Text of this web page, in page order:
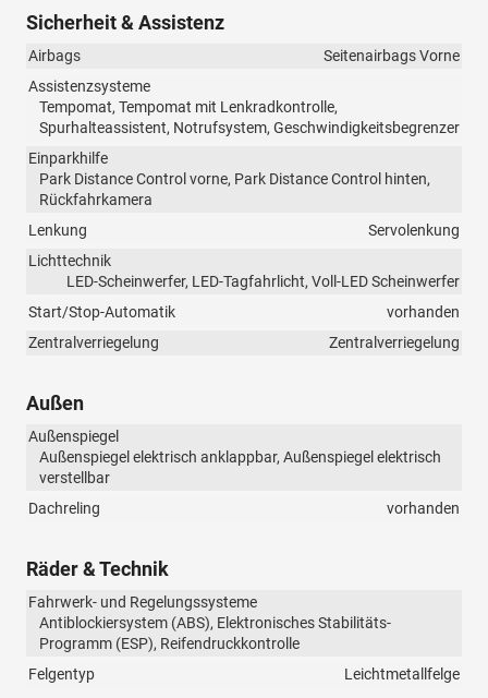
Sicherheit & Assistenz
Airbags
Seitenairbags Vorne
Assistenzsysteme
Tempomat, Tempomat mit Lenkradkontrolle,
Spurhalteassistent, Notrufsystem, Geschwindigkeitsbegrenzer
Einparkhilfe
Park Distance Control vorne, Park Distance Control hinten,
Rückfahrkamera
Lenkung
Servolenkung
Lichttechnik
LED-Scheinwerfer, LED-Tagfahrlicht, Voll-LED Scheinwerfer
Start/Stop-Automatik
vorhanden
Zentralverriegelung
Zentralverriegelung
Außen
Außenspiegel
Außenspiegel elektrisch anklappbar, Außenspiegel elektrisch
verstellbar
Dachreling
vorhanden
Räder & Technik
Fahrwerk- und Regelungssysteme
Antiblockiersystem (ABS), Elektronisches Stabilitäts-
Programm (ESP), Reifendruckkontrolle
Felgentyp
Leichtmetallfelge